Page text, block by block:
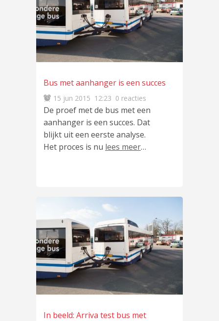
Bus met aanhanger is een succes
15 jun 2015 12:23 0 reacties
De proef met de bus met een
aanhanger is een succes. Dat
blijkt uit een eerste analyse.
Het proces is nu lees meer…
In beeld: Arriva test bus met